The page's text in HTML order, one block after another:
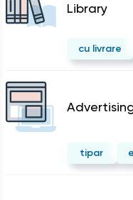
Library
cu livrare
tipar